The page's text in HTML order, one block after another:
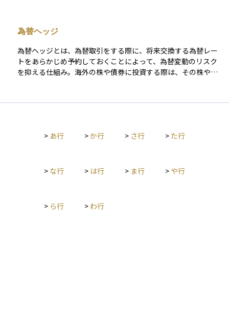
に集中させるよりも値動きの影響が分散されるため、長期的に
はより安定したリターンが期待できます。 ただし、あらゆるリ
スクが消えるわけではなく、世界全体の経済状況が悪化すれば
同時に下落するケースもあるため、投資を行う際は目標や投資
期間、リスク許容度を考慮したうえで、計画的に実行すること
為替ヘッジ
為替ヘッジとは、為替取引をする際に、将来交換する為替レー
トをあらかじめ予約しておくことによって、為替変動のリスク
を抑える仕組み。海外の株や債券に投資する際は、その株や債
リスクを抑えるために為替ヘッジが行われる。
> あ行 >か行 > さ行 > た行
> な行 > は行 > ま行 > や行
> ら行 > わ行